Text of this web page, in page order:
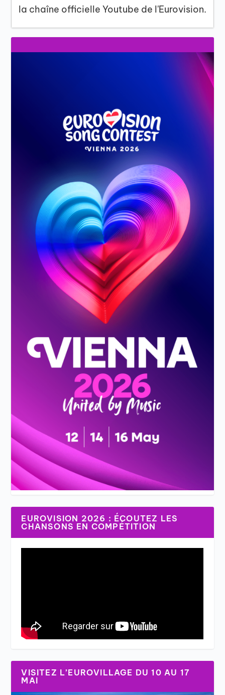
la chaîne officielle Youtube de l'Eurovision.
EUROVISION 2026 : ÉCOUTEZ LES
CHANSONS EN COMPÉTITION
VISITEZ L’EUROVILLAGE DU 10 AU 17
MAI